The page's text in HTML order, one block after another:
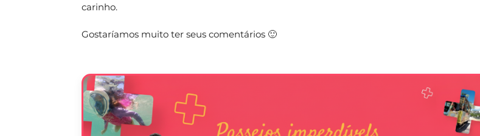
carinho.
Gostaríamos muito ter seus comentários 🙂